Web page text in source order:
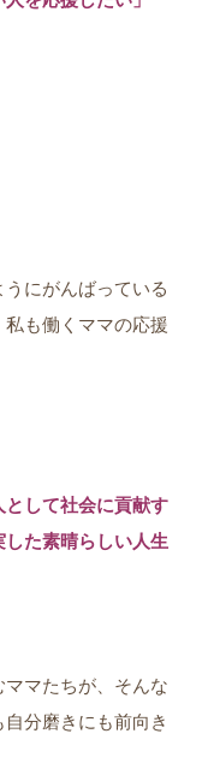
にがんばっている
も働くママの応援
して社会に貢献す
た素晴らしい人生
マたちが、そんな
分磨きにも前向き